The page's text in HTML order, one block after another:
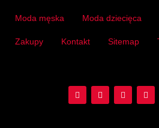
Moda męska Moda dziecięca
Zakupy Kontakt Sitemap